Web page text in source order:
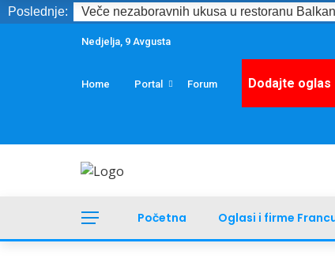
Poslednje: Veče nezaboravnih ukusa u restoranu
Nedjelja, 9 Avgusta
Home Portal Forum Dodajte oglas
Početna Oglasi i firme